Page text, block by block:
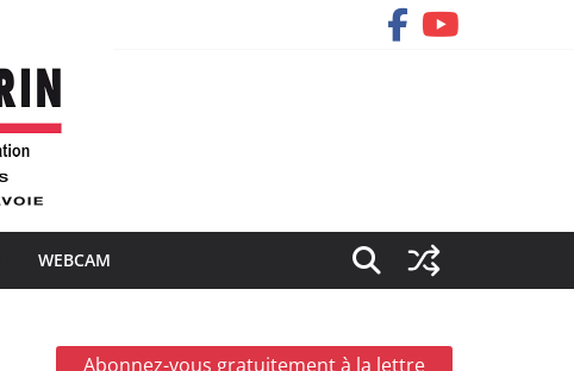
WEBCAM
Abonnez-vous gratuitement à la lettre